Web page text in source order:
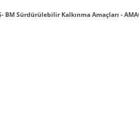
BM Sürdürülebilir Kalkınma Amaçları -